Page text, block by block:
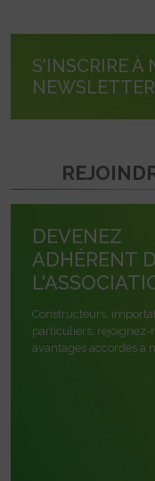
S'INSCRIRE À
NEWSLETTER
DEVENEZ
ADHÉRENT
Constructeurs,
particuliers, rejoignez-
avantages accordés à